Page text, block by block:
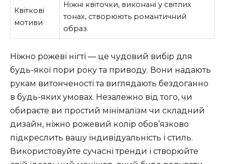
Квіткові
мотиви
Ніжні квіточки, виконані у світлих
тонах, створюють романтичний
образ.
Ніжно рожеві нігті — це чудовий вибір для
будь-якої пори року та приводу. Вони надають
рукам витонченості та виглядають бездоганно
в будь-яких умовах. Незалежно від того, чи
обираєте ви простий мінімалізм чи складний
дизайн, ніжно рожевий колір обов’язково
підкреслить вашу індивідуальність і стиль.
Використовуйте сучасні тренди і створюйте